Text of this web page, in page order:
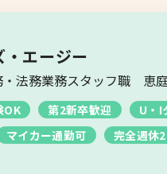
転職情報
ん。エージー
・法務業務スタッフ職 恵
OK 第2新卒歓迎 U・I
マイカー通勤可 完全週休